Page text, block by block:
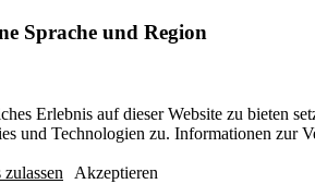
Sprache und Region
Erlebnis auf dieser Website zu bieten
und Technologien zu. Informationen zur
Akzeptieren